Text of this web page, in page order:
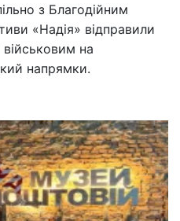
з Благодійним
«Надія» відправили
на
напрямки.